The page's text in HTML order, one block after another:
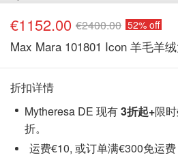
€1152.00 €2400.00 52% off
Max Mara 101801 Icon 羊毛羊
折扣详情
Mytheresa DE 现有3折起+限时
折。
运费€10, 或订单满€300免运费